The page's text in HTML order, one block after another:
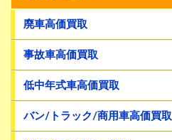
廃車高価買取
事故車高価買取
低中年式車高価買取
バン/トラック/商用車高価買取